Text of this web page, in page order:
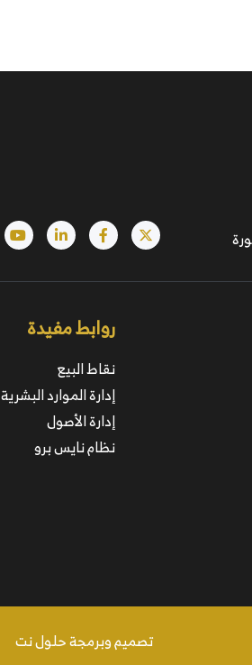
روابط مفيدة
نقاط البيع
إدارة الموارد البشرية
إدارة الأصول
نظام نايس برو
تصميم وبرمجة حلول نت